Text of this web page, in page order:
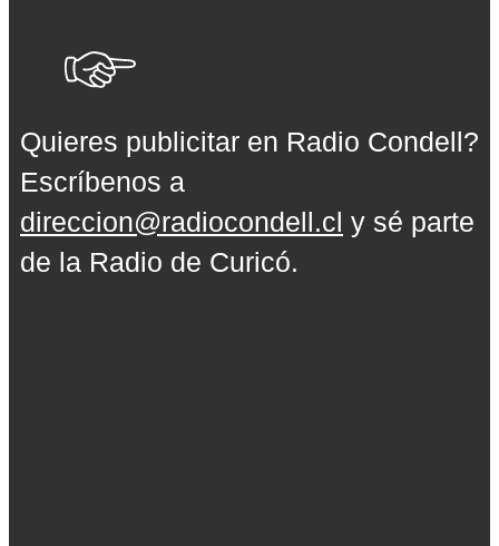
Quieres publicitar en Radio Condell?
Escríbenos a
direccion@radiocondell.cl y sé parte
de la Radio de Curicó.